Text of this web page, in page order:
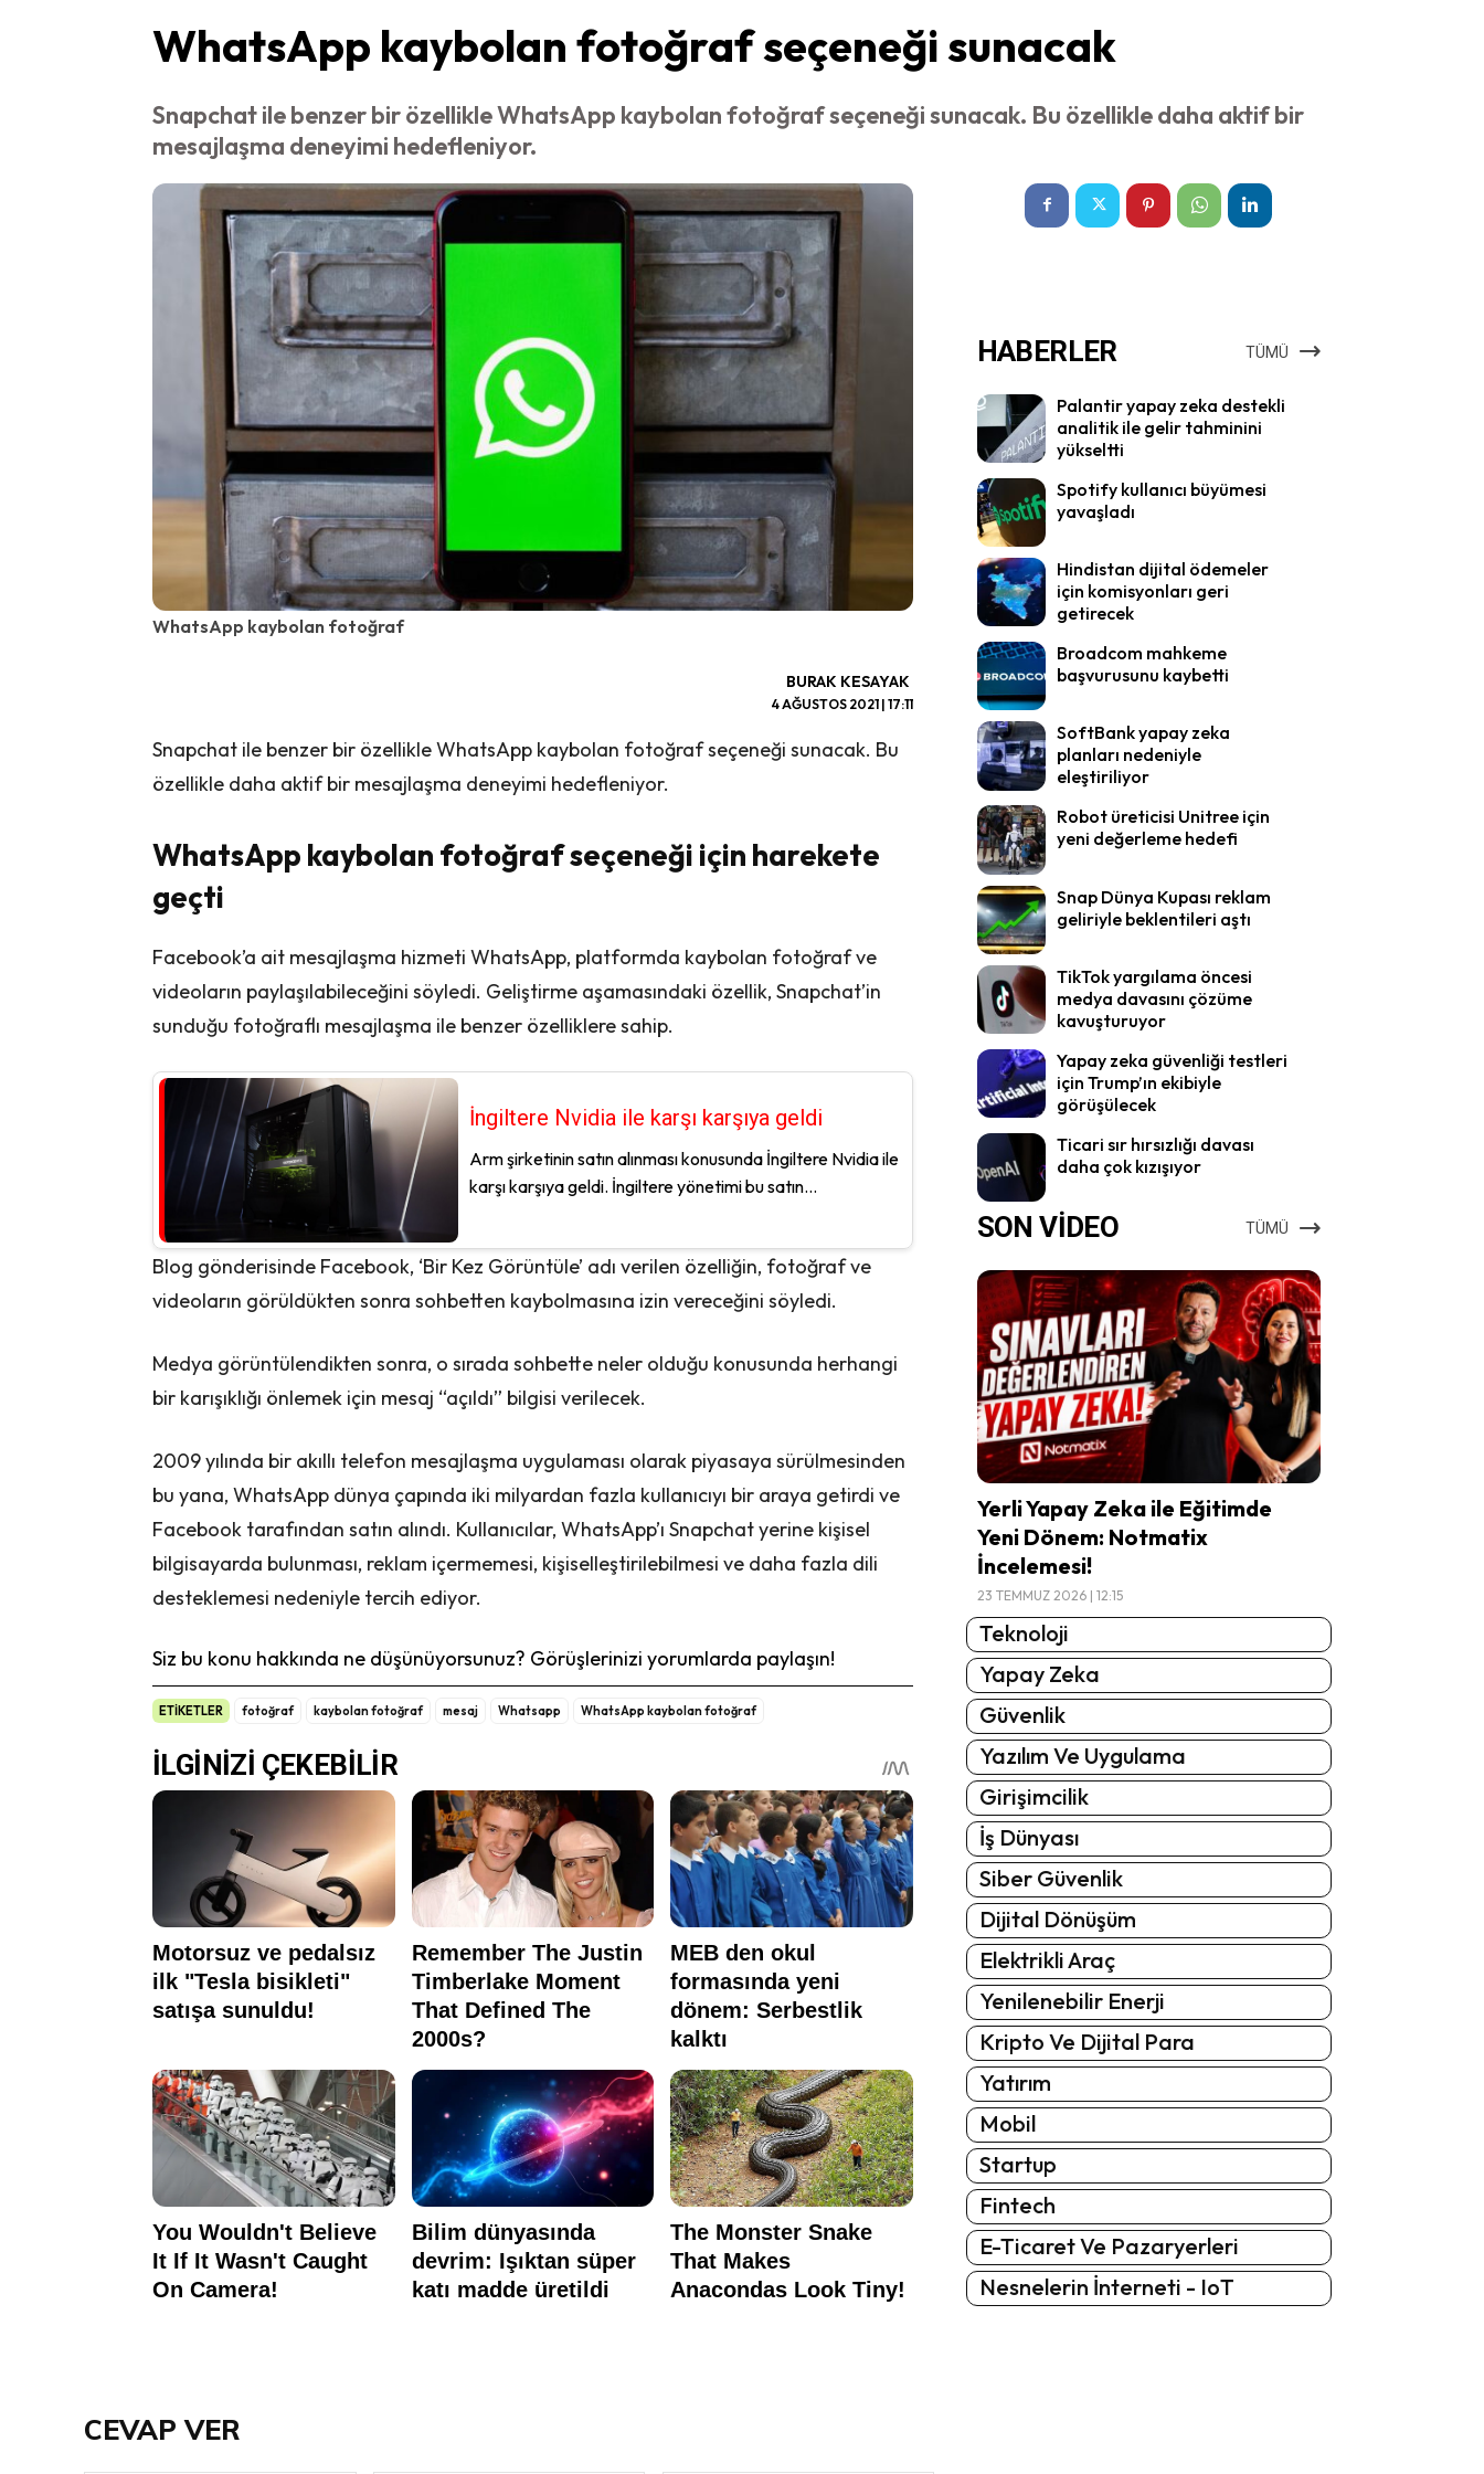
WhatsApp kaybolan fotoğraf seçeneği sunacak
Snapchat ile benzer bir özellikle WhatsApp kaybolan fotoğraf seçeneği sunacak. Bu özellikle daha aktif bir
mesajlaşma deneyimi hedefleniyor.
WhatsApp kaybolan fotoğraf
BURAK KESAYAK
4 AĞUSTOS 2021 | 17:11
Snapchat ile benzer bir özellikle WhatsApp kaybolan fotoğraf seçeneği sunacak. Bu
özellikle daha aktif bir mesajlaşma deneyimi hedefleniyor.
WhatsApp kaybolan fotoğraf seçeneği için harekete
geçti
Facebook’a ait mesajlaşma hizmeti WhatsApp, platformda kaybolan fotoğraf ve
videoların paylaşılabileceğini söyledi. Geliştirme aşamasındaki özellik, Snapchat’in
sunduğu fotoğraflı mesajlaşma ile benzer özelliklere sahip.
İngiltere Nvidia ile karşı karşıya geldi
Arm şirketinin satın alınması konusunda İngiltere Nvidia ile
karşı karşıya geldi. İngiltere yönetimi bu satın...
Blog gönderisinde Facebook, ‘Bir Kez Görüntüle’ adı verilen özelliğin, fotoğraf ve
videoların görüldükten sonra sohbetten kaybolmasına izin vereceğini söyledi.
Medya görüntülendikten sonra, o sırada sohbette neler olduğu konusunda herhangi
bir karışıklığı önlemek için mesaj “açıldı” bilgisi verilecek.
2009 yılında bir akıllı telefon mesajlaşma uygulaması olarak piyasaya sürülmesinden
bu yana, WhatsApp dünya çapında iki milyardan fazla kullanıcıyı bir araya getirdi ve
Facebook tarafından satın alındı. Kullanıcılar, WhatsApp’ı Snapchat yerine kişisel
bilgisayarda bulunması, reklam içermemesi, kişiselleştirilebilmesi ve daha fazla dili
desteklemesi nedeniyle tercih ediyor.
Siz bu konu hakkında ne düşünüyorsunuz? Görüşlerinizi yorumlarda paylaşın!
ETİKETLER fotoğraf kaybolan fotoğraf mesaj Whatsapp WhatsApp kaybolan fotoğraf
HABERLER TÜMÜ
Palantir yapay zeka destekli
analitik ile gelir tahminini
yükseltti
Spotify kullanıcı büyümesi
yavaşladı
Hindistan dijital ödemeler
için komisyonları geri
getirecek
Broadcom mahkeme
başvurusunu kaybetti
SoftBank yapay zeka
planları nedeniyle
eleştiriliyor
Robot üreticisi Unitree için
yeni değerleme hedefi
Snap Dünya Kupası reklam
geliriyle beklentileri aştı
TikTok yargılama öncesi
medya davasını çözüme
kavuşturuyor
Yapay zeka güvenliği testleri
için Trump’ın ekibiyle
görüşülecek
Ticari sır hırsızlığı davası
daha çok kızışıyor
SON VİDEO TÜMÜ
Yerli Yapay Zeka ile Eğitimde
Yeni Dönem: Notmatix
İncelemesi!
23 TEMMUZ 2026 | 12:15
Teknoloji
Yapay Zeka
Güvenlik
Yazılım Ve Uygulama
Girişimcilik
İş Dünyası
Siber Güvenlik
Dijital Dönüşüm
Elektrikli Araç
Yenilenebilir Enerji
Kripto Ve Dijital Para
Yatırım
Mobil
Startup
Fintech
E-Ticaret Ve Pazaryerleri
Nesnelerin İnterneti - IoT
CEVAP VER